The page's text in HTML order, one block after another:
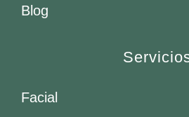
Blog
Facial